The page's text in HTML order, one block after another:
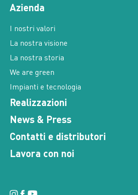
Azienda
I nostri valori
La nostra visione
La nostra storia
We are green
Impianti e tecnologia
Realizzazioni
News & Press
Contatti e distributori
Lavora con noi